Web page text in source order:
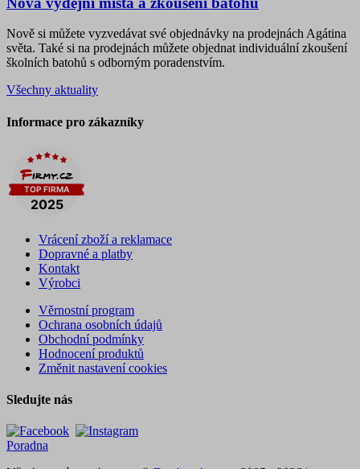
Nově si můžete vyzvedávat své objednávky na prodejnách Agátina
světa. Také si na prodejnách můžete objednat individuální zkoušení
školních batohů s odborným poradenstvím.
Všechny aktuality
Informace pro zákazníky
Vrácení zboží a reklamace
Dopravné a platby
Kontakt
Výrobci
Věrnostní program
Ochrana osobních údajů
Obchodní podmínky
Hodnocení produktů
Změnit nastavení cookies
Sledujte nás
Poradna